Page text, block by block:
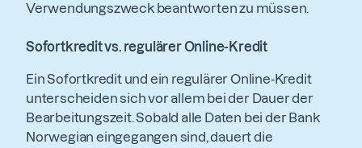
Verwendungszweck beantworten zu müssen.
Sofortkredit vs. regulärer Online-Kredit
Ein Sofortkredit und ein regulärer Online-Kredit
unterscheiden sich vor allem bei der Dauer der
Bearbeitungszeit. Sobald alle Daten bei der Bank
Norwegian eingegangen sind, dauert die